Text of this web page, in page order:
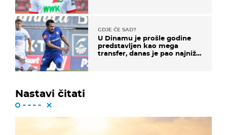
GDJE ĆE SAD?
U Dinamu je prošle godine
predstavljen kao mega
transfer, danas je pao najniže
Nastavi čitati